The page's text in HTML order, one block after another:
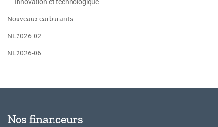
Innovation et technologique
Nouveaux carburants
NL2026-02
NL2026-06
Nos financeurs